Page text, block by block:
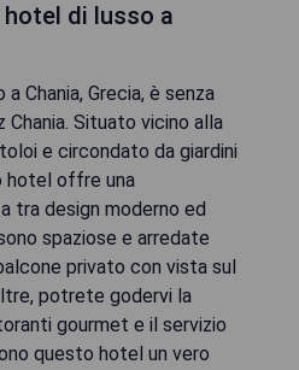
di lusso a
Chania, Grecia, è senza
Chania. Situato vicino alla
e circondato da giardini
hotel offre una
tra design moderno ed
spaziose e arredate
privato con vista sul
potrete godervi la
gourmet e il servizio
questo hotel un vero